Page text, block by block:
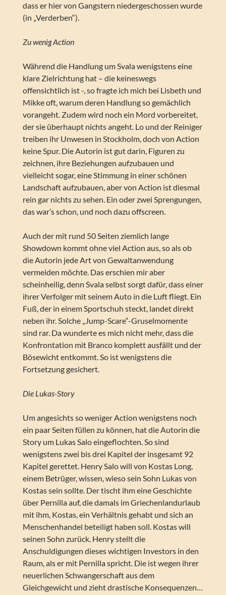
dass er hier von Gangstern niedergeschossen wurde
(in „Verderben“).
Zu wenig Action
Während die Handlung um Svala wenigstens eine
klare Zielrichtung hat – die keineswegs
offensichtlich ist -, so fragte ich mich bei Lisbeth und
Mikke oft, warum deren Handlung so gemächlich
vorangeht. Zudem wird noch ein Mord vorbereitet,
der sie überhaupt nichts angeht. Lo und der Reiniger
treiben ihr Unwesen in Stockholm, doch von Action
keine Spur. Die Autorin ist gut darin, Figuren zu
zeichnen, ihre Beziehungen aufzubauen und
vielleicht sogar, eine Stimmung in einer schönen
Landschaft aufzubauen, aber von Action ist diesmal
rein gar nichts zu sehen. Ein oder zwei Sprengungen,
das war’s schon, und noch dazu offscreen.
Auch der mit rund 50 Seiten ziemlich lange
Showdown kommt ohne viel Action aus, so als ob
die Autorin jede Art von Gewaltanwendung
vermeiden möchte. Das erschien mir aber
scheinheilig, denn Svala selbst sorgt dafür, dass einer
ihrer Verfolger mit seinem Auto in die Luft fliegt. Ein
Fuß, der in einem Sportschuh steckt, landet direkt
neben ihr. Solche „Jump-Scare“-Gruselmomente
sind rar. Da wunderte es mich nicht mehr, dass die
Konfrontation mit Branco komplett ausfällt und der
Bösewicht entkommt. So ist wenigstens die
Fortsetzung gesichert.
Die Lukas-Story
Um angesichts so weniger Action wenigstens noch
ein paar Seiten füllen zu können, hat die Autorin die
Story um Lukas Salo eingeflochten. So sind
wenigstens zwei bis drei Kapitel der insgesamt 92
Kapitel gerettet. Henry Salo will von Kostas Long,
einem Betrüger, wissen, wieso sein Sohn Lukas von
Kostas sein sollte. Der tischt ihm eine Geschichte
über Pernilla auf, die damals im Griechenlandurlaub
mit ihm, Kostas, ein Verhältnis gehabt und sich an
Menschenhandel beteiligt haben soll. Kostas will
seinen Sohn zurück. Henry stellt die
Anschuldigungen dieses wichtigen Investors in den
Raum, als er mit Pernilla spricht. Die ist wegen ihrer
neuerlichen Schwangerschaft aus dem
Gleichgewicht und zieht drastische Konsequenzen…